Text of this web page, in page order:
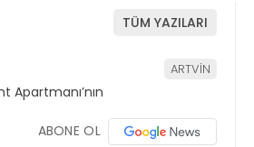
TÜM YAZILARI
ARTVİN
ABONE OL